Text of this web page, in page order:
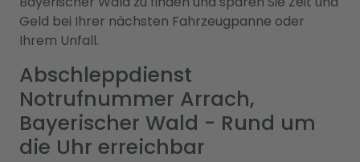
Geld bei Ihrer nächsten Fahrzeugpanne oder
Ihrem Unfall.
Abschleppdienst
Notrufnummer Arrach,
Bayerischer Wald - Rund um
die Uhr erreichbar